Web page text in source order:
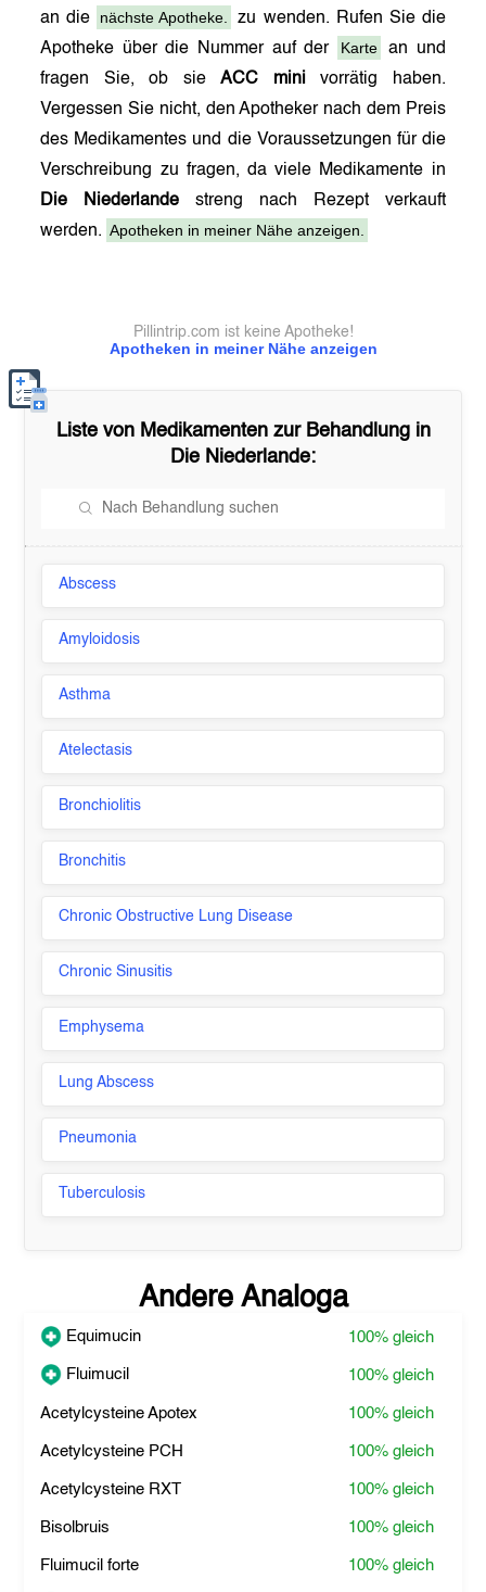
an die nächste Apotheke.
zu wenden. Rufen Sie die
Apotheke über die Nummer auf der
Karte
an und
fragen Sie, ob sieACC mini vorrätig haben.
Vergessen Sie nicht, den Apotheker nach dem Preis
des Medikamentes und die Voraussetzungen für die
Verschreibung zu fragen, da viele Medikamente in
Die Niederlande streng nach Rezept verkauft
werden. Apotheken in meiner Nähe anzeigen.
Apotheken in meiner Nähe anzeigen
Pillintrip.com ist keine Apotheke!
Liste von Medikamenten zur Behandlung in
Die Niederlande:
Abscess
Amyloidosis
Asthma
Atelectasis
Bronchiolitis
Bronchitis
Chronic Obstructive Lung Disease
Chronic Sinusitis
Emphysema
Lung Abscess
Pneumonia
Tuberculosis
Andere Analoga
Equimucin 100% gleich
Fluimucil 100% gleich
Acetylcysteine Apotex 100% gleich
Acetylcysteine PCH 100% gleich
Acetylcysteine RXT 100% gleich
Bisolbruis 100% gleich
Fluimucil forte 100% gleich